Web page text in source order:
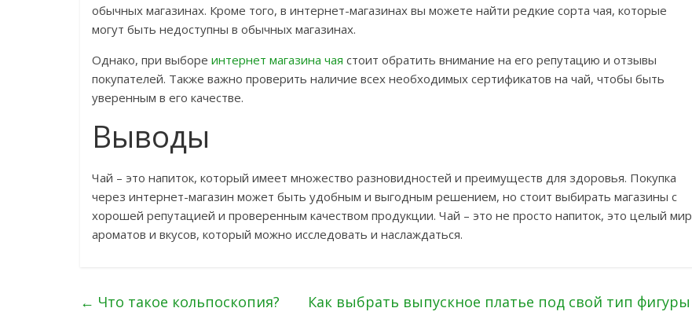
обычных магазинах. Кроме того, в интернет-магазинах вы можете найти редкие сорта чая, которые
могут быть недоступны в обычных магазинах.
Однако, при выборе интернет магазина чая стоит обратить внимание на его репутацию и отзывы
покупателей. Также важно проверить наличие всех необходимых сертификатов на чай, чтобы быть
уверенным в его качестве.
Выводы
Чай – это напиток, который имеет множество разновидностей и преимуществ для здоровья. Покупка
через интернет-магазин может быть удобным и выгодным решением, но стоит выбирать магазины с
хорошей репутацией и проверенным качеством продукции. Чай – это не просто напиток, это целый мир
ароматов и вкусов, который можно исследовать и наслаждаться.
← Что такое кольпоскопия? Как выбрать выпускное платье под свой тип фигуры